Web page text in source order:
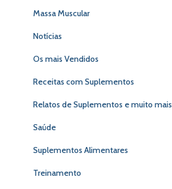
Massa Muscular
Notícias
Os mais Vendidos
Receitas com Suplementos
Relatos de Suplementos e muito mais
Saúde
Suplementos Alimentares
Treinamento